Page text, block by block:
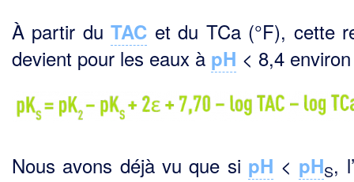
À partir duTAC et du TCa (°F), cette
devient pour les eaux à pH < 8,4
Nous avons déjà vu que si pH < pHS,